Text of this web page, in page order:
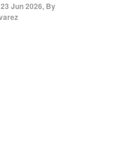
23 Jun 2026, By